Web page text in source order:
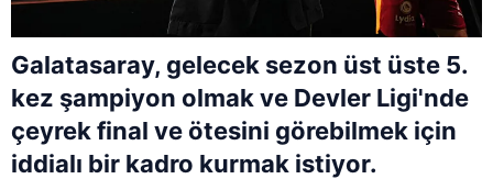
Galatasaray, gelecek sezon üst üste 5.
kez şampiyon olmak ve Devler Ligi'nde
çeyrek final ve ötesini görebilmek için
iddialı bir kadro kurmak istiyor.